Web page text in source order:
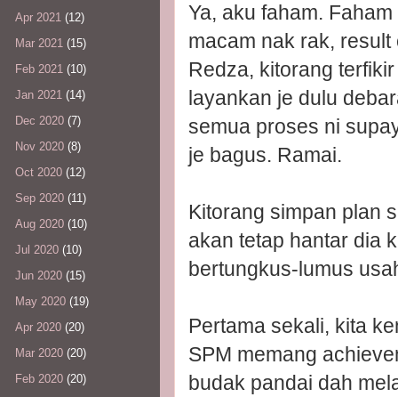
Ya, aku faham.
macam nak rak,
Redza, kitorang
layankan je dulu
semua proses ni
je bagus. Ramai.
Kitorang simpan plan
akan tetap hantar dia
bertungkus-lumus
Pertama sekali, kita
SPM memang
budak pandai dah
Apr 2021 (12)
Mar 2021 (15)
Feb 2021 (10)
Jan 2021 (14)
Dec 2020 (7)
Nov 2020 (8)
Oct 2020 (12)
Sep 2020 (11)
Aug 2020 (10)
Jul 2020 (10)
Jun 2020 (15)
May 2020 (19)
Apr 2020 (20)
Mar 2020 (20)
Feb 2020 (20)